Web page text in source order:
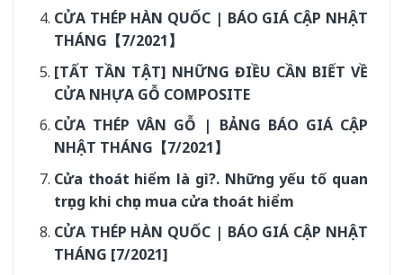
CỬA THÉP HÀN QUỐC | BÁO GIÁ CẬP NHẬT
THÁNG【7/2021】
[TẤT TẦN TẬT] NHỮNG ĐIỀU CẦN BIẾT VỀ
CỬA NHỰA GỖ COMPOSITE
CỬA THÉP VÂN GỖ | BẢNG BÁO GIÁ CẬP
NHẬT THÁNG【7/2021】
Cửa thoát hiểm là gì?. Những yếu tố quan
trọng khi chọn mua cửa thoát hiểm
CỬA THÉP HÀN QUỐC | BÁO GIÁ CẬP NHẬT
THÁNG [7/2021]